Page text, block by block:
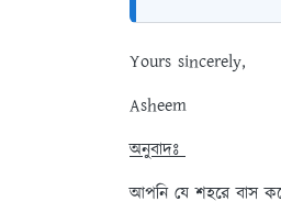
Yours sincerely,
Asheem
অনুবাদঃ
আপনি যে শহরে বাস